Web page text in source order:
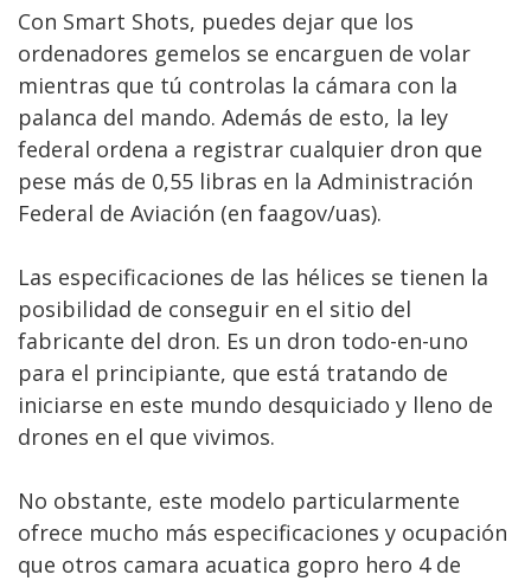
Con Smart Shots, puedes dejar que los
ordenadores gemelos se encarguen de volar
mientras que tú controlas la cámara con la
palanca del mando. Además de esto, la ley
federal ordena a registrar cualquier dron que
pese más de 0,55 libras en la Administración
Federal de Aviación (en faagov/uas).
Las especificaciones de las hélices se tienen la
posibilidad de conseguir en el sitio del
fabricante del dron. Es un dron todo-en-uno
para el principiante, que está tratando de
iniciarse en este mundo desquiciado y lleno de
drones en el que vivimos.
No obstante, este modelo particularmente
ofrece mucho más especificaciones y ocupación
que otros camara acuatica gopro hero 4 de